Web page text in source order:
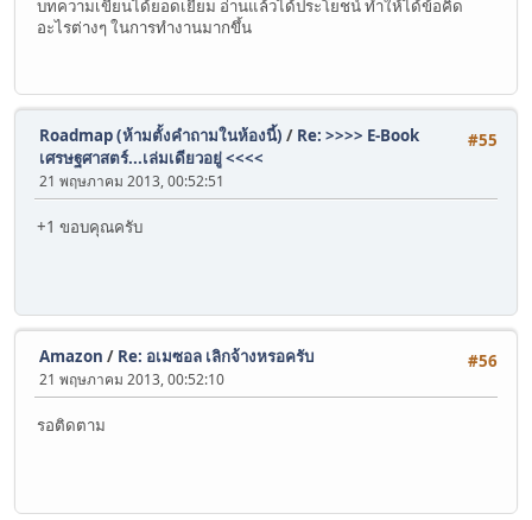
บทความเขียนได้ยอดเยี่ยม อ่านแล้วได้ประโยชน์ ทำให้ได้ข้อคิด
อะไรต่างๆ ในการทำงานมากขึ้น
#55
Roadmap (ห้ามตั้งคำถามในห้องนี้) / Re: >>>> E-Book
เศรษฐศาสตร์...เล่มเดียวอยู่ <<<<
21 พฤษภาคม 2013, 00:52:51
+1 ขอบคุณครับ
#56
Amazon / Re: อเมซอล เลิกจ้างหรอครับ
21 พฤษภาคม 2013, 00:52:10
รอติดตาม